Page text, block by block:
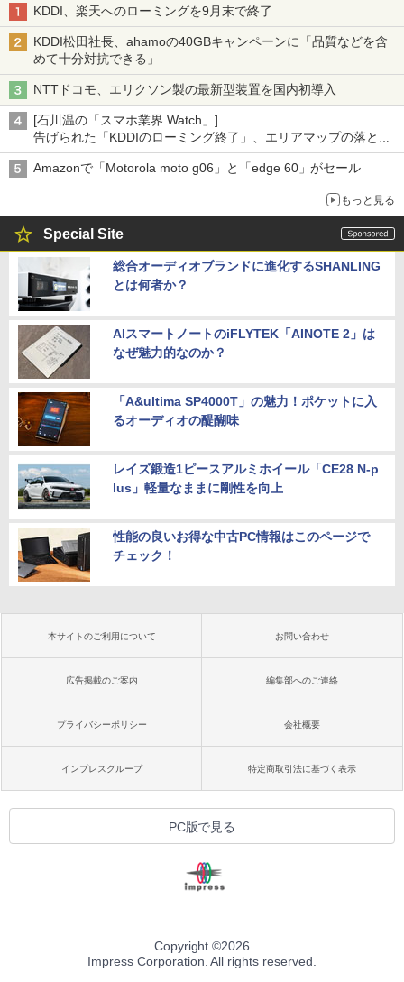
KDDI、楽天へのローミングを9月末で終了
KDDI松田社長、ahamoの40GBキャンペーンに「品質などを含
めて十分対抗できる」
NTTドコモ、エリクソン製の最新型装置を国内初導入
[石川温の「スマホ業界 Watch」]
告げられた「KDDIのローミング終了」、エリアマップの落とし
穴と楽天モバイルの課題
Amazonで「Motorola moto g06」と「edge 60」がセール
もっと見る
Special Site
総合オーディオブランドに進化するSHANLING
とは何者か？
AIスマートノートのiFLYTEK「AINOTE 2」は
なぜ魅力的なのか？
「A&ultima SP4000T」の魅力！ポケットに入
るオーディオの醍醐味
レイズ鍛造1ピースアルミホイール「CE28 N-p
lus」軽量なままに剛性を向上
性能の良いお得な中古PC情報はこのページで
チェック！
本サイトのご利用について お問い合わせ
広告掲載のご案内 編集部へのご連絡
プライバシーポリシー 会社概要
インプレスグループ 特定商取引法に基づく表示
PC版で見る
Copyright ©2026
Impress Corporation. All rights reserved.